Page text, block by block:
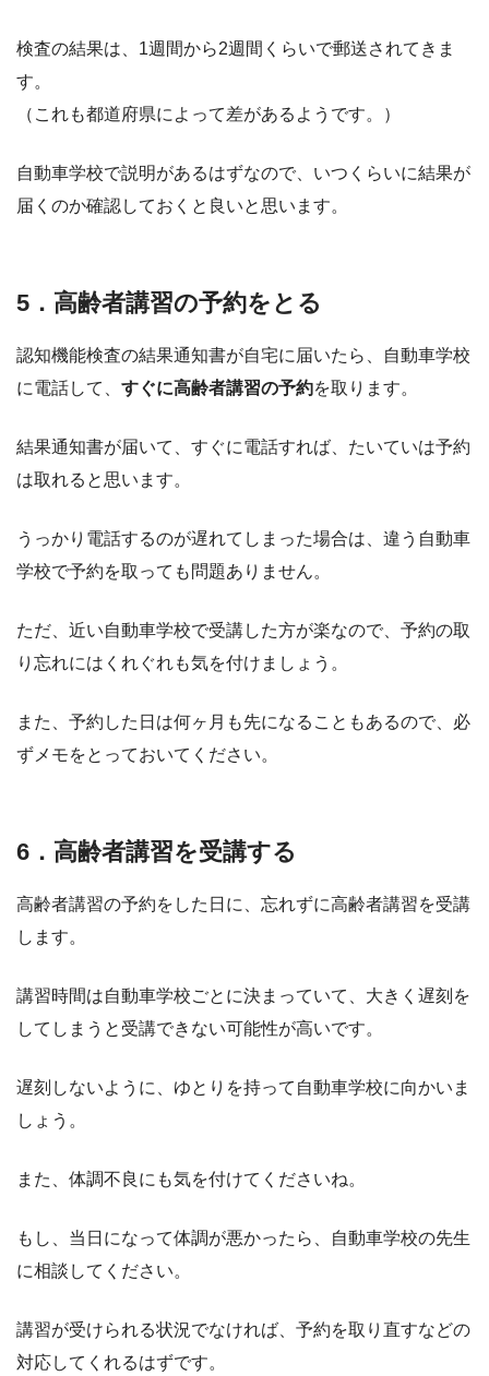
検査の結果は、1週間から2週間くらいで郵送されてきま
す。
（これも都道府県によって差があるようです。）
自動車学校で説明があるはずなので、いつくらいに結果が
届くのか確認しておくと良いと思います。
5．高齢者講習の予約をとる
認知機能検査の結果通知書が自宅に届いたら、自動車学校
に電話して、 すぐに高齢者講習の予約を取ります。
結果通知書が届いて、すぐに電話すれば、たいていは予約
は取れると思います。
うっかり電話するのが遅れてしまった場合は、違う自動車
学校で予約を取っても問題ありません。
ただ、近い自動車学校で受講した方が楽なので、予約の取
り忘れにはくれぐれも気を付けましょう。
また、予約した日は何ヶ月も先になることもあるので、必
ずメモをとっておいてください。
6．高齢者講習を受講する
高齢者講習の予約をした日に、忘れずに高齢者講習を受講
します。
講習時間は自動車学校ごとに決まっていて、大きく遅刻を
してしまうと受講できない可能性が高いです。
遅刻しないように、ゆとりを持って自動車学校に向かいま
しょう。
また、体調不良にも気を付けてくださいね。
もし、当日になって体調が悪かったら、自動車学校の先生
に相談してください。
講習が受けられる状況でなければ、予約を取り直すなどの
対応してくれるはずです。